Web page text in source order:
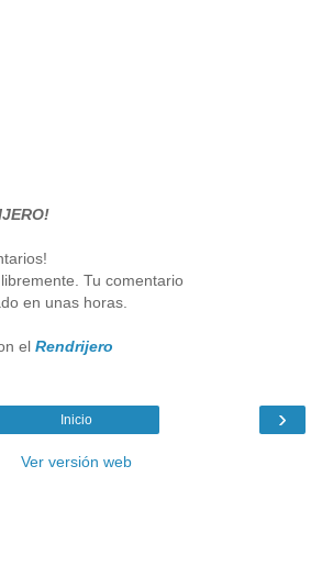
Tu comentario
en unas horas.
el Rendrijero
›
Inicio
Ver versión web